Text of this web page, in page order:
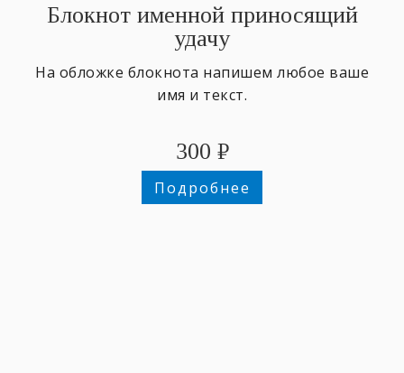
Блокнот именной приносящий
удачу
На обложке блокнота напишем любое ваше
имя и текст.
300 ₽
Подробнее